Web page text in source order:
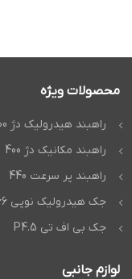
محصولات ویژه
راهبند هیدرولیک دژ 800
راهبند مکانیک دژ 400
راهبند پر سرعت 440
جک هیدرولیک نوپی 66
جک بی اف تی P4.5
لوازم جانبی